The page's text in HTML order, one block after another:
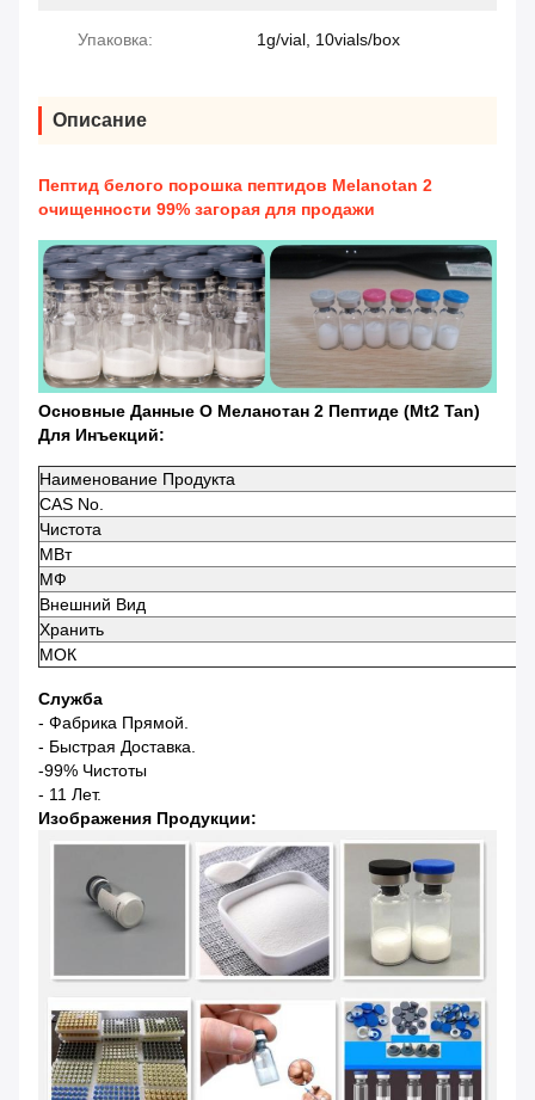
Упаковка: 1g/vial, 10vials/box
Описание
Пептид белого порошка пептидов Melanotan 2
очищенности 99% загорая для продажи
Основные Данные О Меланотан 2 Пептиде (Mt2 Tan)
Для Инъекций:
Наименование Продукта
CAS No.
Чистота
МВт
МФ
Внешний Вид
Хранить
МОК
Служба
- Фабрика Прямой.
- Быстрая Доставка.
-99% Чистоты
- 11 Лет.
Изображения Продукции: